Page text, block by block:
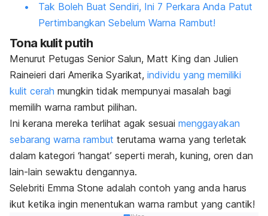
Tak Boleh Buat Sendiri, Ini 7 Perkara Anda Patut
Pertimbangkan Sebelum Warna Rambut!
Tona kulit putih
Menurut Petugas Senior Salun, Matt King dan Julien
Raineieri dari Amerika Syarikat, individu yang memiliki
kulit cerah mungkin tidak mempunyai masalah bagi
memilih warna rambut pilihan.
Ini kerana mereka terlihat agak sesuai menggayakan
sebarang warna rambut terutama warna yang terletak
dalam kategori ‘hangat’ seperti merah, kuning, oren dan
lain-lain sewaktu dengannya.
Selebriti Emma Stone adalah contoh yang anda harus
ikut ketika ingin menentukan warna rambut yang cantik!